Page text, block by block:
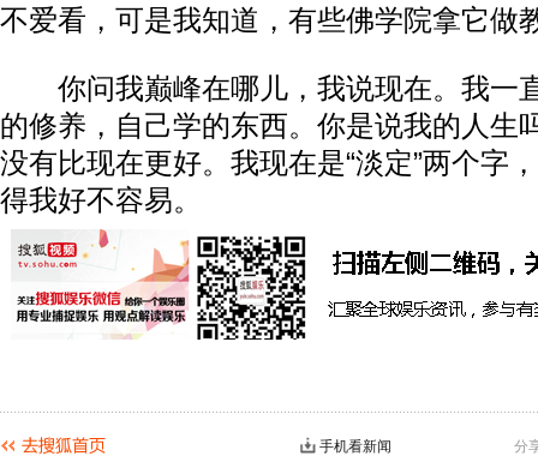
不爱看，可是我知道，有些佛学院拿它做
你问我巅峰在哪儿，我说现在。我一
的修养，自己学的东西。你是说我的人生
没有比现在更好。我现在是“淡定”两个字
得我好不容易。
分
手机看新闻